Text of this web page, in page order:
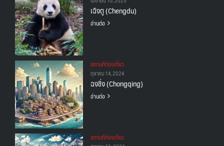
เฉิงตู (Chengdu)
อ่านต่อ
สถานทีท่องเที่ยว
ตุลาคม 14, 2024
ฉงชิ่ง (Chongqing)
อ่านต่อ
สถานทีท่องเที่ยว